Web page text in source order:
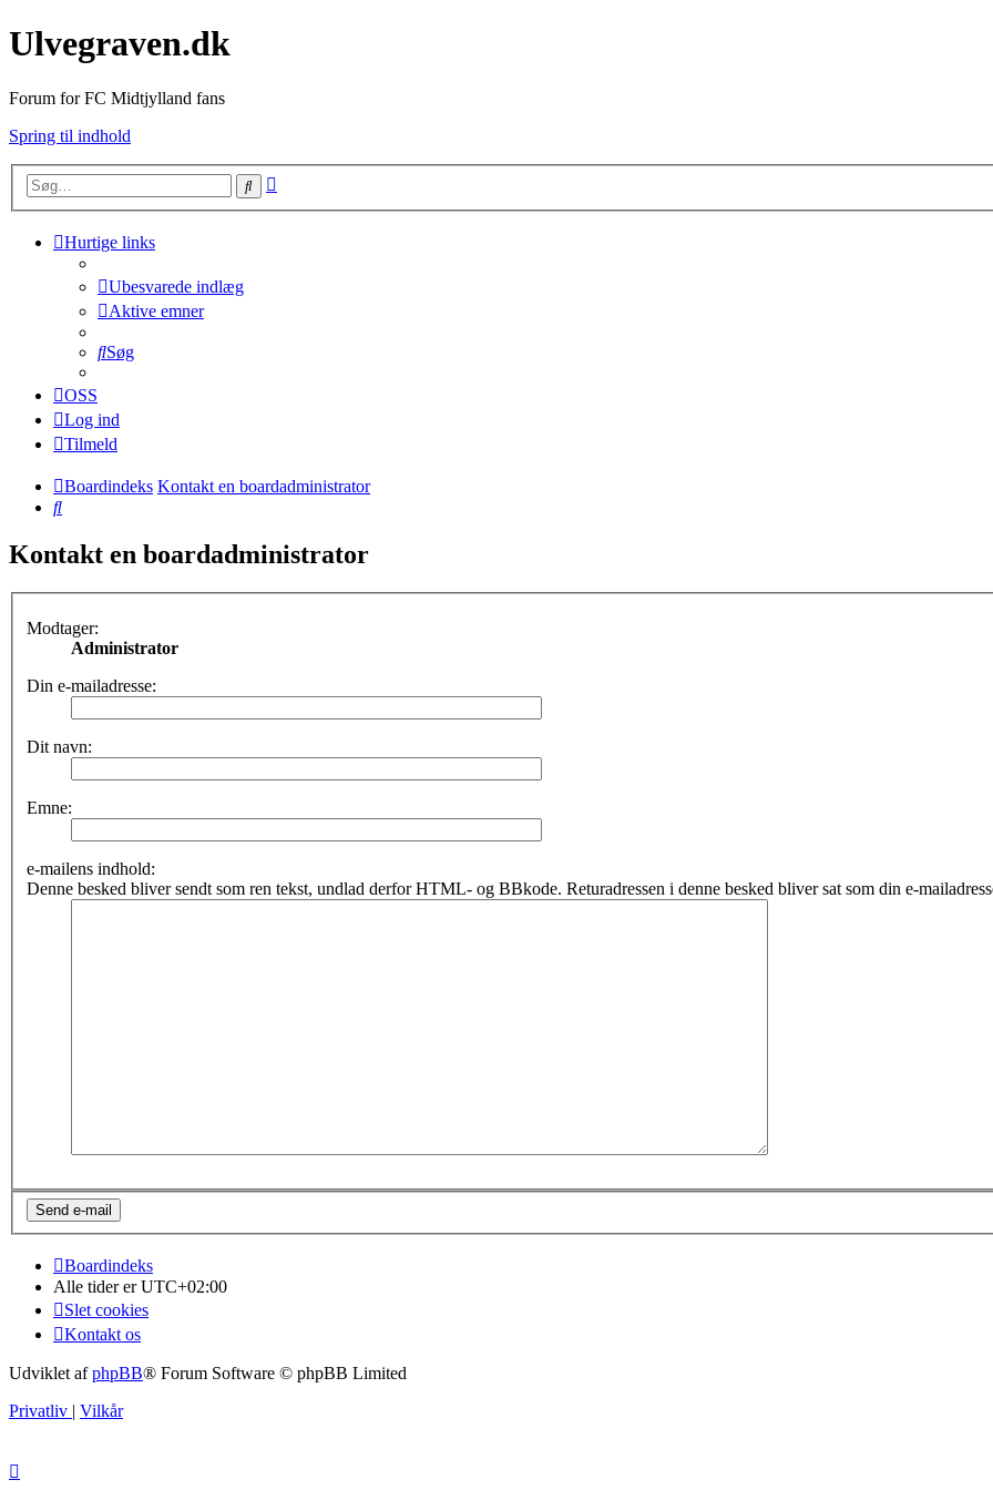
Ulvegraven.dk
Forum for FC Midtjylland fans
Spring til indhold
Søg
Hurtige links
Ubesvarede indlæg
Aktive emner
Søg
OSS
Log ind
Tilmeld
Boardindeks Kontakt en boardadministrator
Søg
Kontakt en boardadministrator
Modtager:
Administrator
Din e-mailadresse:
Dit navn:
Emne:
e-mailens indhold:
Denne besked bliver sendt som ren tekst, undlad derfor HTML- og BBkode. Returadressen i denne besked bliver sat som din e-
Boardindeks
Alle tider erUTC+02:00
Slet cookies
Kontakt os
Udviklet afphpBB® Forum Software © phpBB Limited
Privatliv
Vilkår